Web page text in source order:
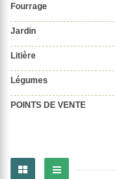
Fourrage
Jardin
Litière
Légumes
POINTS DE VENTE